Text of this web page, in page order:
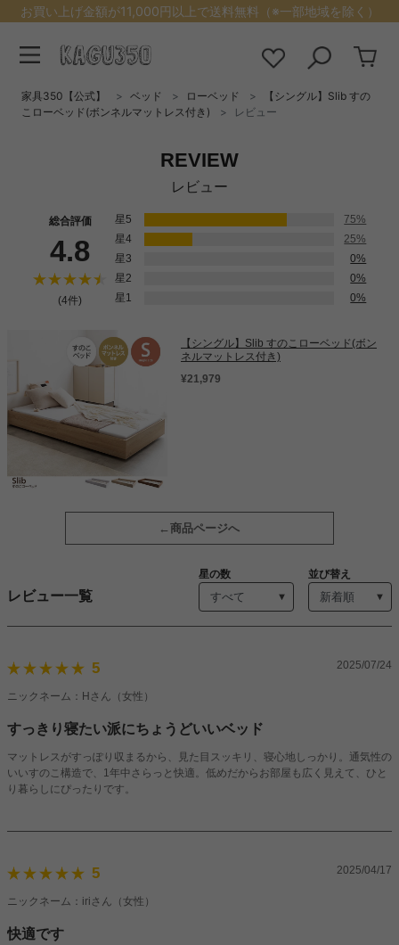
お買い上げ金額が11,000円以上で送料無料（※一部地域を除く）
家具350【公式】 ベッド ローベッド
【シングル】Slib すの
こローベッド(ボンネルマットレス付き)
レビュー
REVIEW
レビュー
【シングル】Slib すのこローベッド(ボン
ネルマットレス付き)
¥21,979
総合評価
4.8
(4件)
星5
75%
星4
25%
星3
0%
星2
0%
星1
0%
商品ページへ
レビュー一覧
星の数 並び替え
5 2025/07/24
ニックネーム：Hさん（女性）
すっきり寝たい派にちょうどいいベッド
マットレスがすっぽり収まるから、見た目スッキリ、寝心地しっかり。通気性の
いいすのこ構造で、1年中さらっと快適。低めだからお部屋も広く見えて、ひと
り暮らしにぴったりです。
5 2025/04/17
ニックネーム：iriさん（女性）
快適です